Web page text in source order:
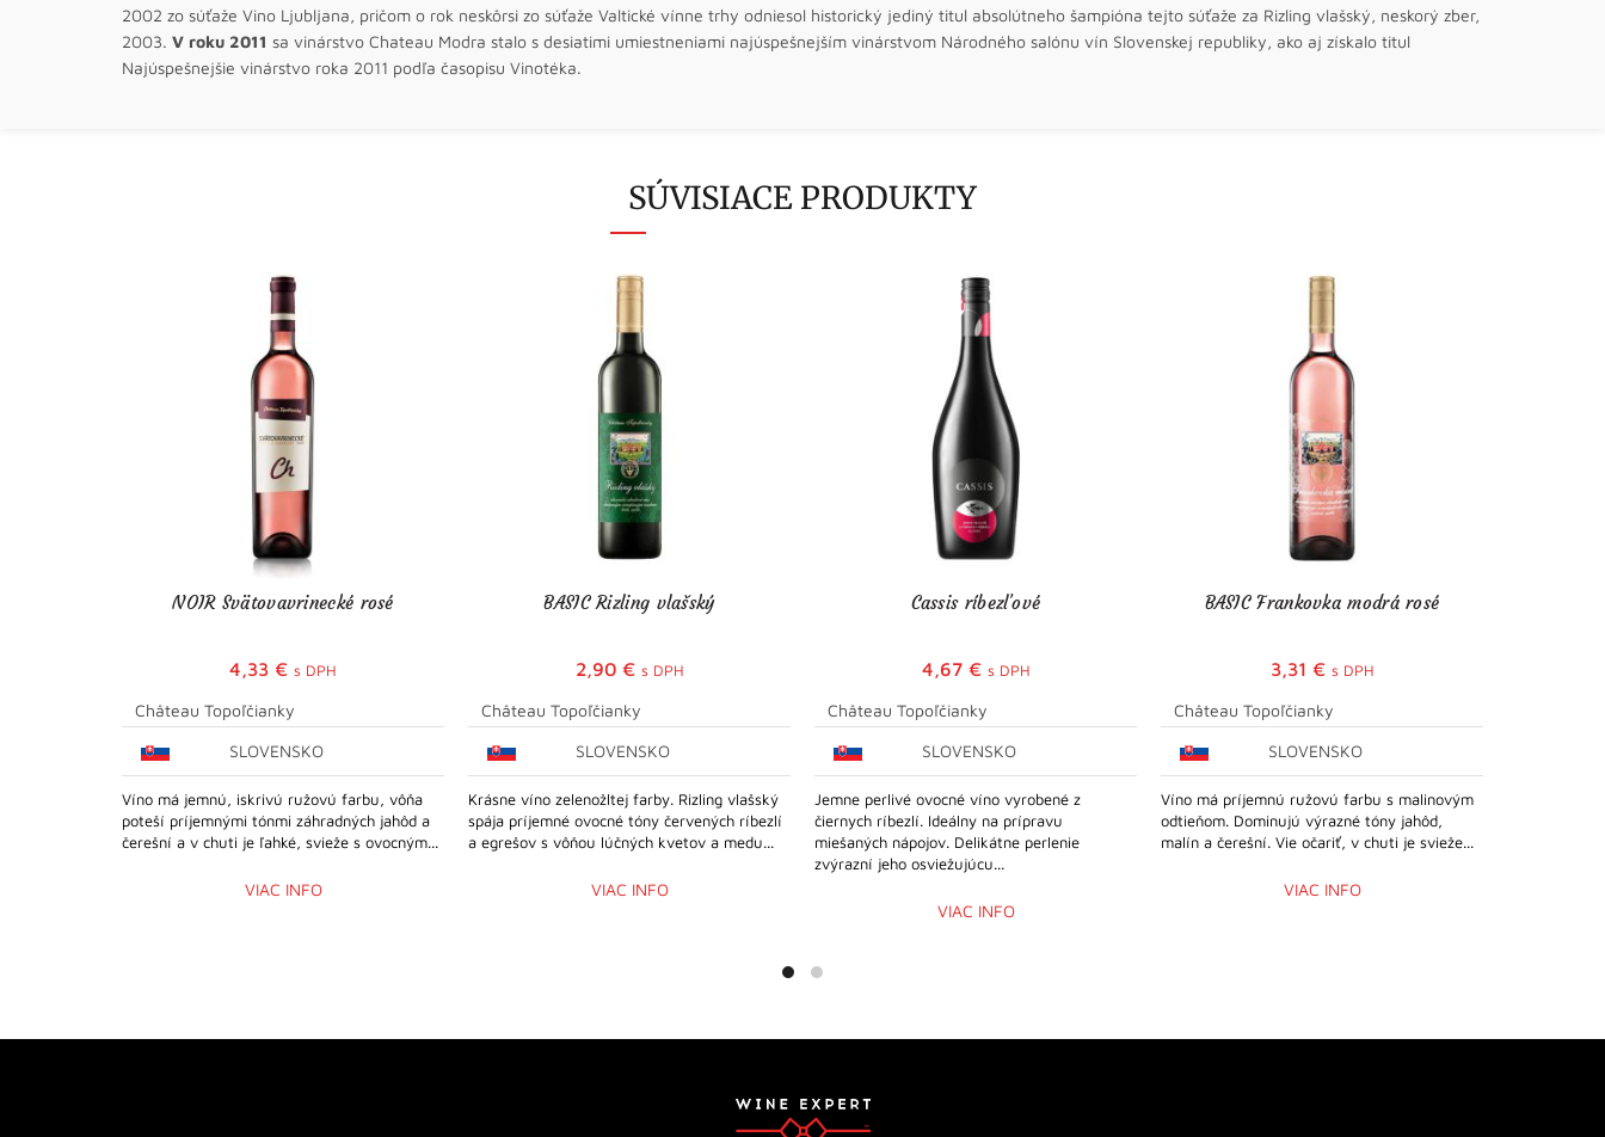
2002 zo súťaže Vino Ljubljana, pričom o rok neskôrsi zo súťaže Valtické vínne trhy odniesol historický jediný titul absolútneho šampióna tejto súťaže za Rizling vlašský, neskorý zber,
2003. V roku 2011 sa vinárstvo Chateau Modra stalo s desiatimi umiestneniami najúspešnejším vinárstvom Národného salónu vín Slovenskej republiky, ako aj získalo titul
Najúspešnejšie vinárstvo roka 2011 podľa časopisu Vinotéka.
SÚVISIACE PRODUKTY
NOIR Svätovavrinecké rosé
4,33 € s DPH
Château Topoľčianky
SLOVENSKO
Víno má jemnú, iskrivú ružovú farbu, vôňa
poteší príjemnými tónmi záhradných jahôd a
čerešní a v chuti je ľahké, svieže s ovocným...
VIAC INFO
BASIC Rizling vlašský
2,90 € s DPH
Château Topoľčianky
SLOVENSKO
Krásne víno zelenožltej farby. Rizling vlašský
spája príjemné ovocné tóny červených ríbezlí
a egrešov s vôňou lúčných kvetov a medu...
VIAC INFO
Cassis ríbezľové
4,67 € s DPH
Château Topoľčianky
SLOVENSKO
Jemne perlivé ovocné víno vyrobené z
čiernych ríbezlí. Ideálny na prípravu
miešaných nápojov. Delikátne perlenie
zvýrazní jeho osviežujúcu...
VIAC INFO
BASIC Frankovka modrá rosé
3,31 € s DPH
Château Topoľčianky
SLOVENSKO
Víno má príjemnú ružovú farbu s malinovým
odtieňom. Dominujú výrazné tóny jahôd,
malín a čerešní. Vie očariť, v chuti je svieže...
VIAC INFO